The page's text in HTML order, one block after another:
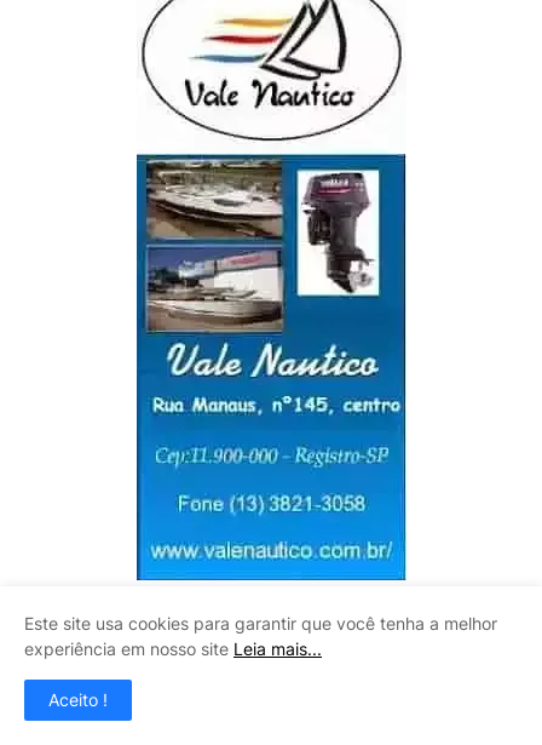
VIVEIRO BOA ESPERANÇA
Este site usa cookies para garantir que você tenha a melhor
experiência em nosso site Leia mais...
Aceito !